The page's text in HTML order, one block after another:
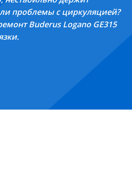
проблемы с циркуляцией?
Buderus Logano GE315